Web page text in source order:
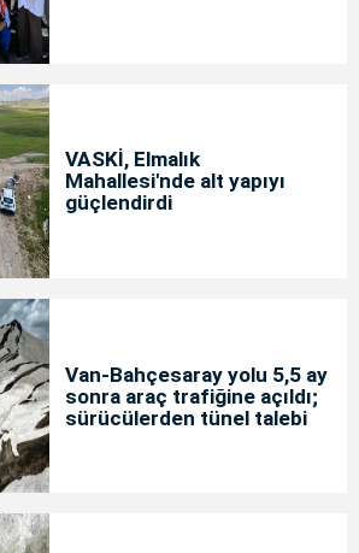
VASKİ, Elmalık
Mahallesi'nde alt yapıyı
güçlendirdi
Van-Bahçesaray yolu 5,5 ay
sonra araç trafiğine açıldı;
sürücülerden tünel talebi